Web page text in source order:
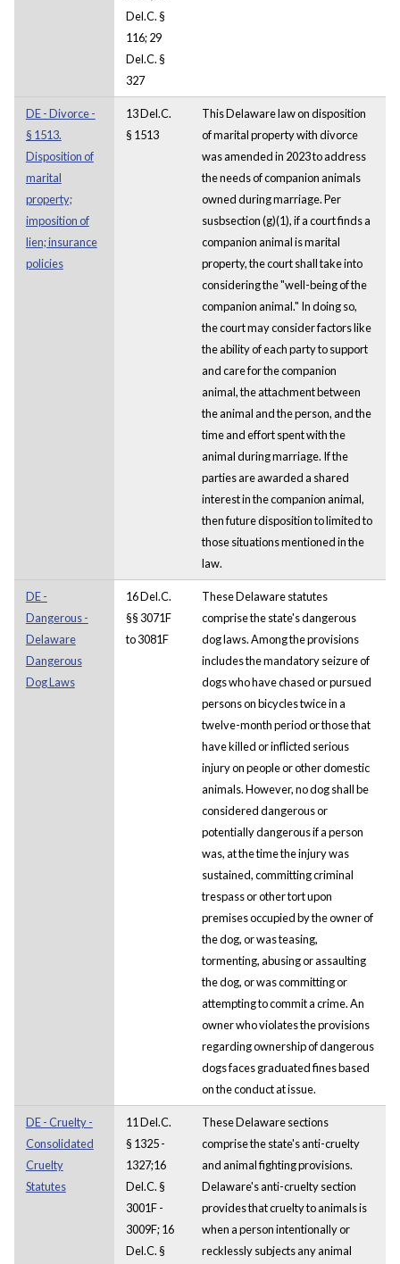
Del.C. §
116; 29
Del.C. §
327
DE - Divorce -
§ 1513.
Disposition of
marital
property;
imposition of
lien; insurance
policies
13 Del.C.
§ 1513
This Delaware law on disposition
of marital property with divorce
was amended in 2023 to address
the needs of companion animals
owned during marriage. Per
susbsection (g)(1), if a court finds a
companion animal is marital
property, the court shall take into
considering the "well-being of the
companion animal." In doing so,
the court may consider factors like
the ability of each party to support
and care for the companion
animal, the attachment between
the animal and the person, and the
time and effort spent with the
animal during marriage. If the
parties are awarded a shared
interest in the companion animal,
then future disposition to limited to
those situations mentioned in the
law.
DE -
Dangerous -
Delaware
Dangerous
Dog Laws
16 Del.C.
§§ 3071F
to 3081F
These Delaware statutes
comprise the state's dangerous
dog laws. Among the provisions
includes the mandatory seizure of
dogs who have chased or pursued
persons on bicycles twice in a
twelve-month period or those that
have killed or inflicted serious
injury on people or other domestic
animals. However, no dog shall be
considered dangerous or
potentially dangerous if a person
was, at the time the injury was
sustained, committing criminal
trespass or other tort upon
premises occupied by the owner of
the dog, or was teasing,
tormenting, abusing or assaulting
the dog, or was committing or
attempting to commit a crime. An
owner who violates the provisions
regarding ownership of dangerous
dogs faces graduated fines based
on the conduct at issue.
DE - Cruelty -
Consolidated
Cruelty
Statutes
11 Del.C.
§ 1325 -
1327;16
Del.C. §
3001F -
3009F; 16
Del.C. §
These Delaware sections
comprise the state's anti-cruelty
and animal fighting provisions.
Delaware's anti-cruelty section
provides that cruelty to animals is
when a person intentionally or
recklessly subjects any animal